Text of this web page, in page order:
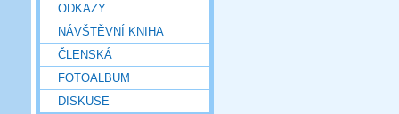
ODKAZY
NÁVŠTĚVNÍ KNIHA
ČLENSKÁ
FOTOALBUM
DISKUSE